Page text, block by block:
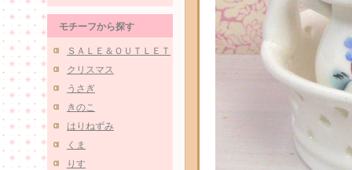
モチーフから探す
ＳＡＬＥ＆ＯＵＴＬＥＴ
クリスマス
うさぎ
きのこ
はりねずみ
くま
りす